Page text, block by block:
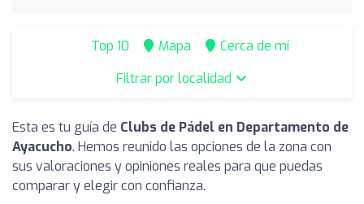
Top 10 Mapa
Cerca de mí
Filtrar por localidad
Esta es tu guía de Clubs de Pádel en Departamento de
Ayacucho. Hemos reunido las opciones de la zona con
sus valoraciones y opiniones reales para que puedas
comparar y elegir con confianza.